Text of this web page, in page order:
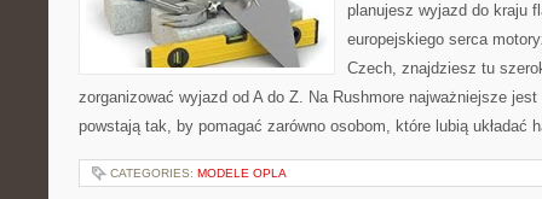
planujesz wyjazd do kraju
europejskiego serca
Czech, znajdziesz tu
zorganizować wyjazd od A do Z. Na Rushmore najważniejsze
powstają tak, by pomagać zarówno osobom, które lubią układać
CATEGORIES: MODELE OPLA